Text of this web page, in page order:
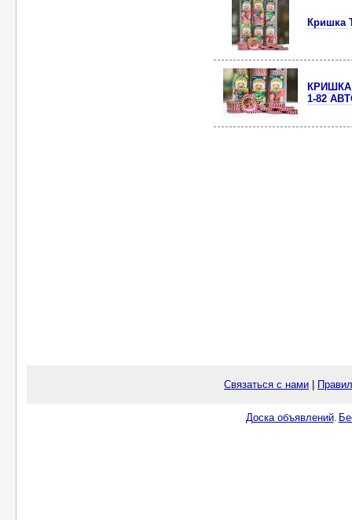
Кришка
КРИШКА
1-82
Связаться с нами
Доска объявлений.